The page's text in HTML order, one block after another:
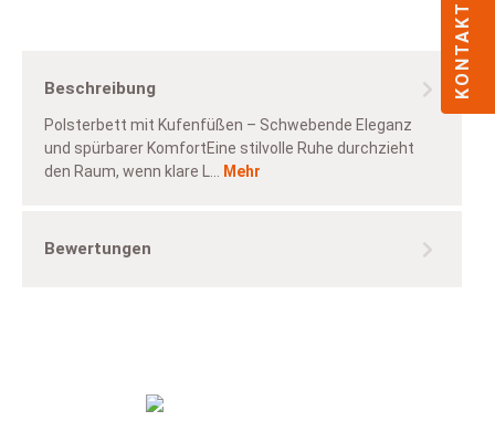
Beschreibung
Polsterbett mit Kufenfüßen – Schwebende Eleganz
und spürbarer KomfortEine stilvolle Ruhe durchzieht
den Raum, wenn klare L…
Mehr
Bewertungen
KONTAKT